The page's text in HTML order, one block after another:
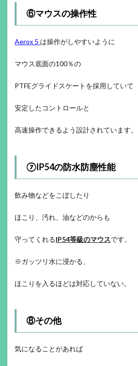
⑥マウスの操作性
Aerox 5 は操作がしやすいように
マウス底面の100％の
PTFEグライドスケートを採用していて
安定したコントロールと
高速操作できるよう設計されています。
⑦IP54の防水防塵性能
飲み物などをこぼしたり
ほこり、汚れ、油などのからも
守ってくれるIP54等級のマウスです。
※ガッツリ水に浸かる、
ほこりを入るほどは対応していない。
⑧その他
気になることがあれば